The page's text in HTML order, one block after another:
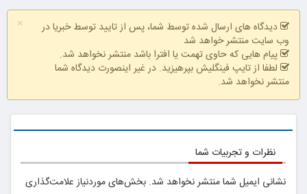
با احراز هویت در
آبان تتر
فقط با احراز
هویت در آبان
تتر
در آبان تتر احراز
هویت کن
اقساطی بدون
بهره
×
دیدگاه های ارسال شده توسط شما، پس از تایید توسط خبریا در
وب سایت منتشر خواهد شد
پیام هایی که حاوی تهمت یا افترا باشد منتشر نخواهد شد.
لطفا از تایپ فینگلیش بپرهیزید. در غیر اینصورت دیدگاه شما
منتشر نخواهد شد.
نظرات و تجربیات شما
نشانی ایمیل شما منتشر نخواهد شد. بخش‌های موردنیاز علامت‌گذاری